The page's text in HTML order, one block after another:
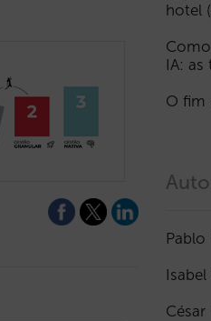
hotel
IA: as
O fim
Pablo
Isabel
César